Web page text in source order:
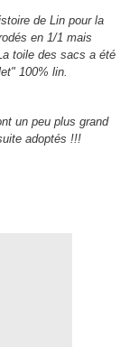
de Lin pour la
en 1/1 mais
toile des sacs a été
100% lin.
un peu plus grand
adoptés !!!